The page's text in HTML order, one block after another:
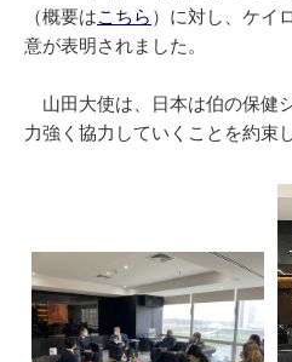
（概要はこちら ）に対し、ケイ
意が表明されました。
山田大使は、日本は伯の保健
力強く協力していくことを約束